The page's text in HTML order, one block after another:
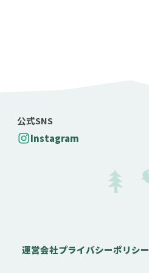
公式SNS
Instagram
運営会社プライバシーポリシー